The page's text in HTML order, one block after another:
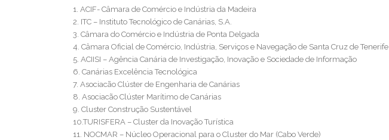
1. ACIF- Câmara de Comércio e Indústria da Madeira
2. ITC – Instituto Tecnológico de Canárias, S.A.
3. Câmara do Comércio e Indústria de Ponta Delgada
4. Câmara Oficial de Comércio, Indústria, Serviços e Navegação de Santa Cruz de Tenerife
5. ACIISI – Agência Canária de Investigação, Inovação e Sociedade de Informação
6. Canárias Excelência Tecnológica
7. Asociacão Clúster de Engenharia de Canárias
8. Asociacão Clúster Marítimo de Canárias
9. Cluster Construção Sustentável
10.TURISFERA – Cluster da Inovação Turística
11. NOCMAR – Núcleo Operacional para o Cluster do Mar (Cabo Verde)